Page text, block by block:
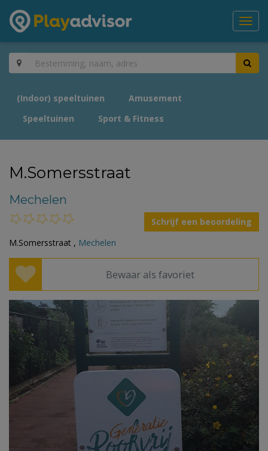
(Indoor) speeltuinen
Amusement
Speeltuinen
Sport & Fitness
M.Somersstraat
Mechelen
Schrijf een beoordeling
M.Somersstraat , Mechelen
Bewaar als favoriet